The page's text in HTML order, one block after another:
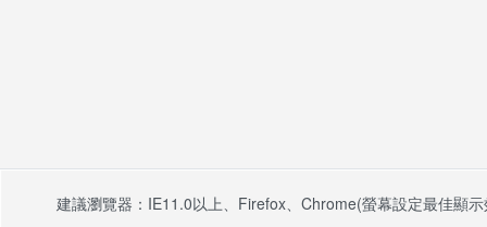
建議瀏覽器：IE11.0以上、Firefox、Chrome(螢幕設定最佳顯